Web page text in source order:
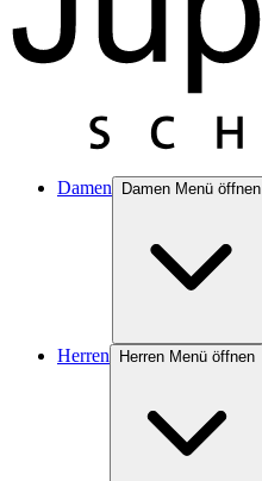
Damen Damen Menü öffnen
Herren Herren Menü öffnen